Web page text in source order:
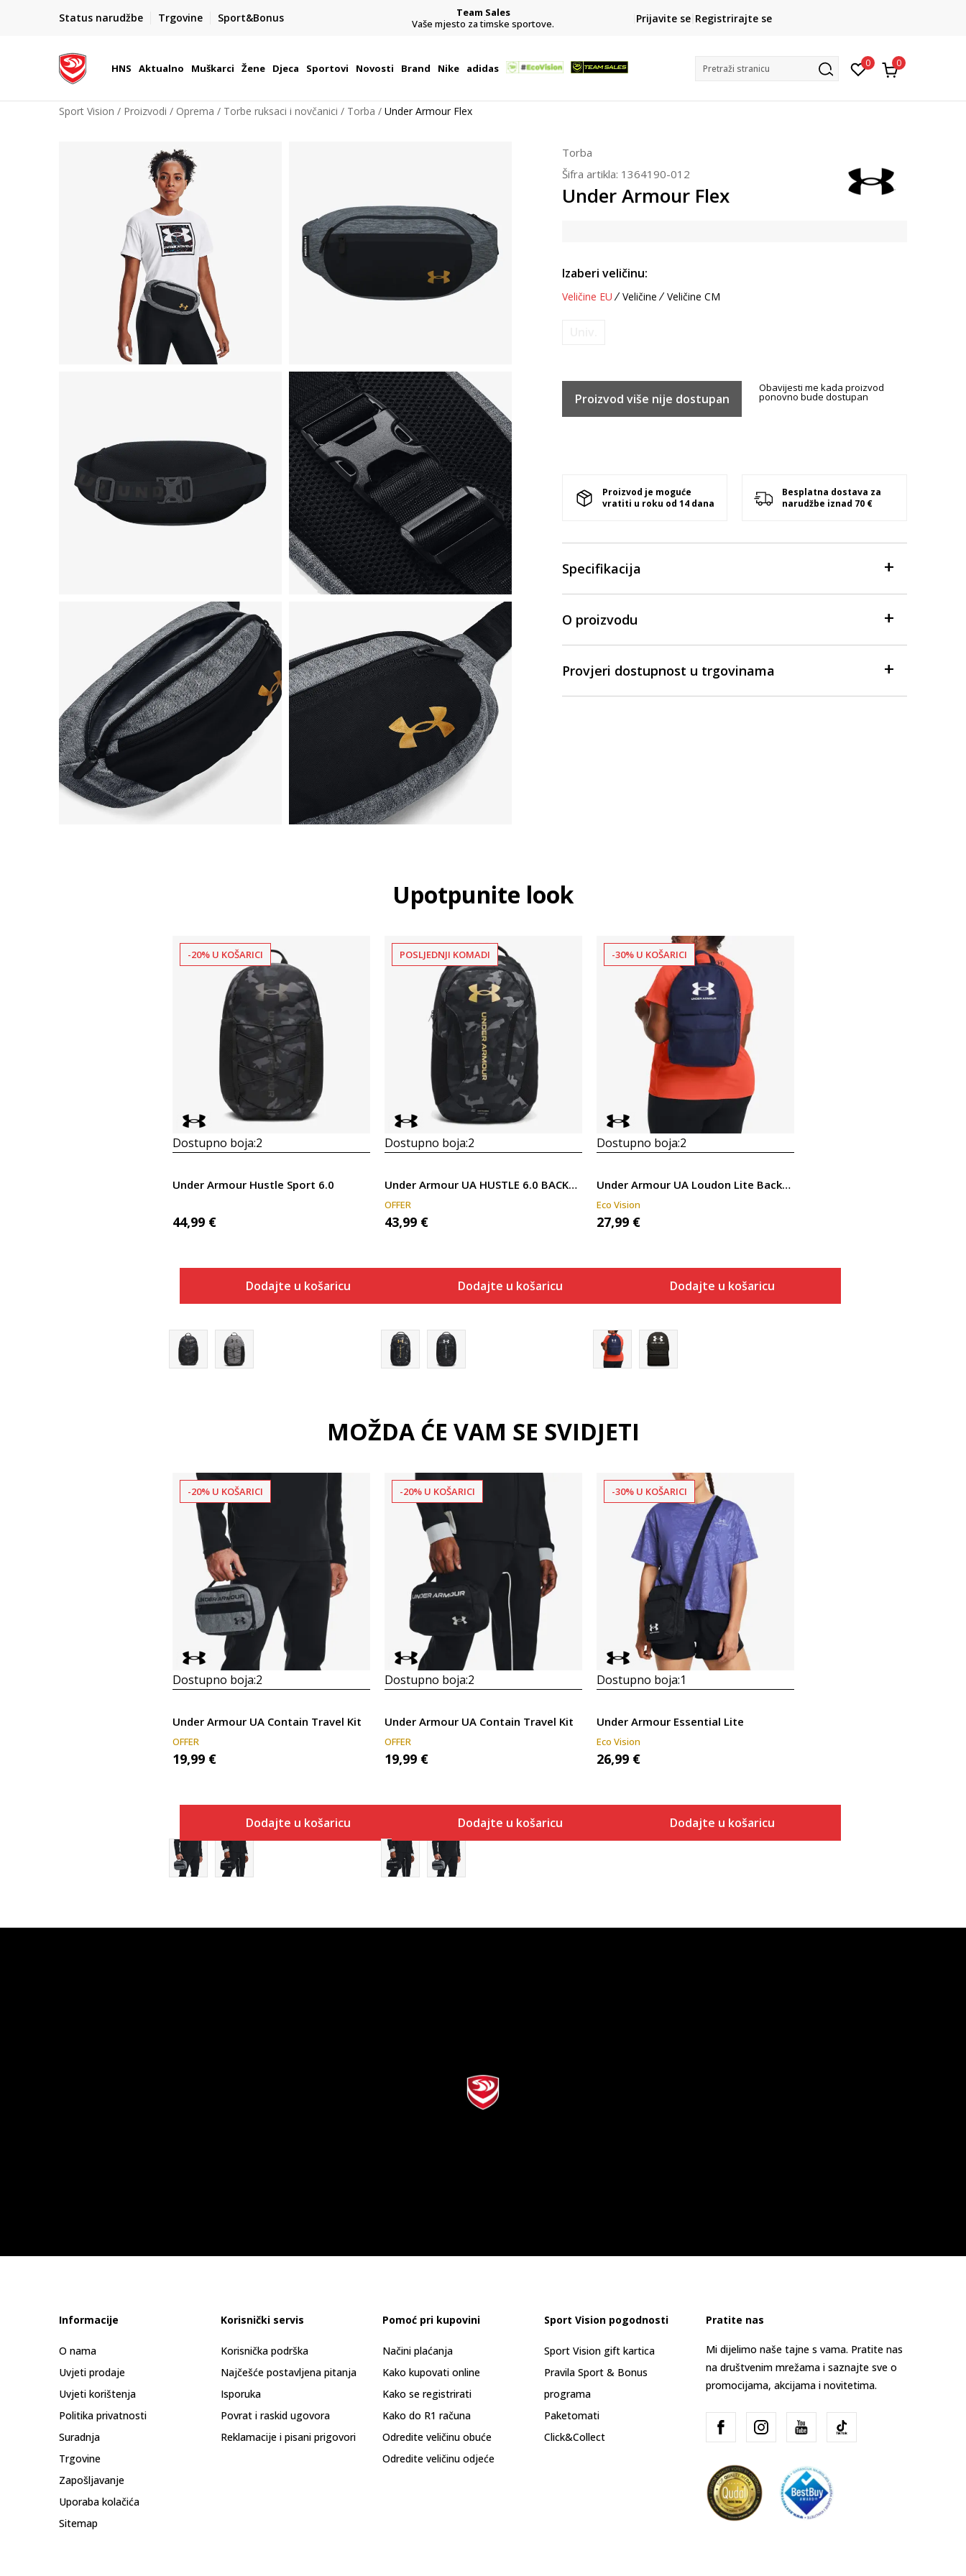
Status narudžbe Trgovine Sport&Bonus
BOX NOW
Dostava 1,50 €
| Više od 800 paketomata u Hrvatskoj
Team Sales
Vaše mjesto za timske sportove.
CLICK& COLLECT
besplatno preuzimanje u trgovini
Prijavite se Registrirajte se
HNS Aktualno Muškarci Žene Djeca Sportovi Novosti Brand Nike adidas Pretraži stranicu 0 0
Sport Vision Proizvodi Oprema Torbe ruksaci i novčanici Torba Under Armour Flex
Torba
Šifra artikla: 1364190-012
Under Armour Flex
Izaberi veličinu:
Veličine EU Veličine Veličine CM
Proizvod više nije dostupan
Obavijesti me kada proizvod
ponovno bude dostupan
Proizvod je moguće
vratiti u roku od 14 dana
Besplatna dostava za
narudžbe iznad 70 €
Specifikacija
O proizvodu
Provjeri dostupnost u trgovinama
Upotpunite look
-20% U KOŠARICI
Dostupno boja:2
Under Armour Hustle Sport 6.0
44,99 €
Dodajte u košaricu
POSLJEDNJI KOMADI
Dostupno boja:2
Under Armour UA HUSTLE 6.0 BACKPACK
OFFER
43,99 €
Dodajte u košaricu
-30% U KOŠARICI
Dostupno boja:2
Under Armour UA Loudon Lite Backpack
Eco Vision
27,99 €
Dodajte u košaricu
MOŽDA ĆE VAM SE SVIDJETI
-20% U KOŠARICI
Dostupno boja:2
Under Armour UA Contain Travel Kit
OFFER
19,99 €
Dodajte u košaricu
-20% U KOŠARICI
Dostupno boja:2
Under Armour UA Contain Travel Kit
OFFER
19,99 €
Dodajte u košaricu
-30% U KOŠARICI
Dostupno boja:1
Under Armour Essential Lite
Eco Vision
26,99 €
Dodajte u košaricu
Informacije
O nama
Uvjeti prodaje
Uvjeti korištenja
Politika privatnosti
Suradnja
Trgovine
Zapošljavanje
Uporaba kolačića
Sitemap
Korisnički servis
Korisnička podrška
Najčešće postavljena pitanja
Isporuka
Povrat i raskid ugovora
Reklamacije i pisani prigovori
Pomoć pri kupovini
Načini plaćanja
Kako kupovati online
Kako se registrirati
Kako do R1 računa
Odredite veličinu obuće
Odredite veličinu odjeće
Sport Vision pogodnosti
Sport Vision gift kartica
Pravila Sport & Bonus
programa
Paketomati
Click&Collect
Pratite nas
Mi dijelimo naše tajne s vama. Pratite nas
na društvenim mrežama i saznajte sve o
promocijama, akcijama i novitetima.